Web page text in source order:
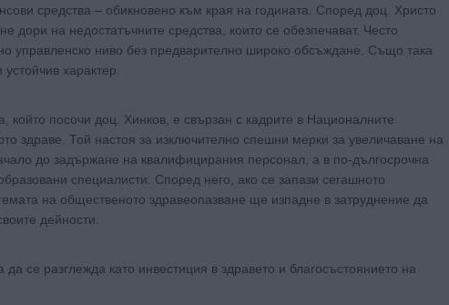
средства – обикновено към края на годината. Според доц. Христо
дори на недостатъчните средства, които се обезпечават. Често
управленско ниво без предварително широко обсъждане. Също така
характер.
който посочи доц. Хинков, е свързан с кадрите в Националните
здраве. Той настоя за изключително спешни мерки за увеличаване на
до задържане на квалифицирания персонал, а в по-дългосрочна
специалисти. Според него, ако се запази сегашното
на общественото здравеопазване ще изпадне в затруднение да
дейности.
да се разглежда като инвестиция в здравето и благосъстоянието на